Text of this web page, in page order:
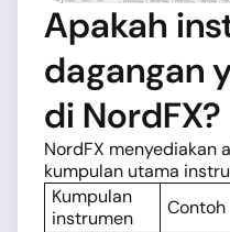
Apakah
dagangan
di NordFX?
NordFX menyediakan
kumpulan utama
Kumpulan
instrumen
Contoh